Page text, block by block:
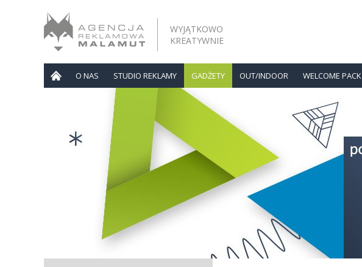
WYJĄTKOWO
KREATYWNIE
O NAS STUDIO REKLAMY GADŻETY OUT/INDOOR WELCOME PACK